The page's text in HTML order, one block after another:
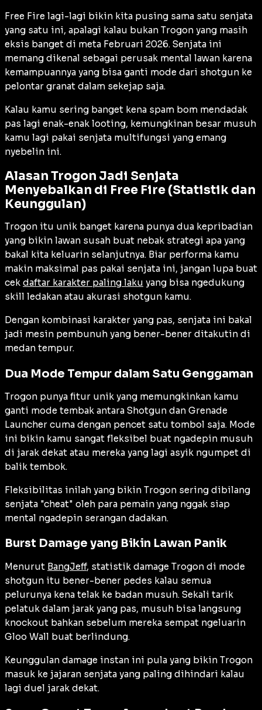
Free Fire lagi-lagi bikin kita pusing sama satu senjata
yang satu ini, apalagi kalau bukan Trogon yang masih
eksis banget di meta Februari 2026. Senjata ini
memang dikenal sebagai perusak mental lawan karena
kemampuannya yang bisa ganti mode dari shotgun ke
pelontar granat dalam sekejap saja.
Kalau kamu sering banget kena spam bom mendadak
pas lagi enak-enak looting, kemungkinan besar musuh
kamu lagi pakai senjata multifungsi yang emang
nyebelin ini.
Alasan Trogon Jadi Senjata
Menyebalkan di Free Fire (Statistik dan
Keunggulan)
Trogon itu unik banget karena punya dua kepribadian
yang bikin lawan susah buat nebak strategi apa yang
bakal kita keluarin selanjutnya. Biar performa kamu
makin maksimal pas pakai senjata ini, jangan lupa buat
cek daftar karakter paling laku yang bisa ngedukung
skill ledakan atau akurasi shotgun kamu.
Dengan kombinasi karakter yang pas, senjata ini bakal
jadi mesin pembunuh yang bener-bener ditakutin di
medan tempur.
Dua Mode Tempur dalam Satu Genggaman
Trogon punya fitur unik yang memungkinkan kamu
ganti mode tembak antara Shotgun dan Grenade
Launcher cuma dengan pencet satu tombol saja. Mode
ini bikin kamu sangat fleksibel buat ngadepin musuh
di jarak dekat atau mereka yang lagi asyik ngumpet di
balik tembok.
Fleksibilitas inilah yang bikin Trogon sering dibilang
senjata "cheat" oleh para pemain yang nggak siap
mental ngadepin serangan dadakan.
Burst Damage yang Bikin Lawan Panik
Menurut BangJeff, statistik damage Trogon di mode
shotgun itu bener-bener pedes kalau semua
pelurunya kena telak ke badan musuh. Sekali tarik
pelatuk dalam jarak yang pas, musuh bisa langsung
knockout bahkan sebelum mereka sempat ngeluarin
Gloo Wall buat berlindung.
Keunggulan damage instan ini pula yang bikin Trogon
masuk ke jajaran senjata yang paling dihindari kalau
lagi duel jarak dekat.